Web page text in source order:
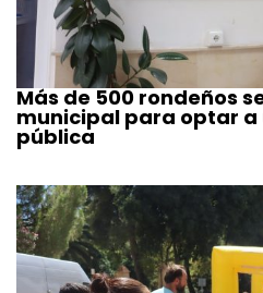
Más de 500 rondeños
municipal para optar a
pública